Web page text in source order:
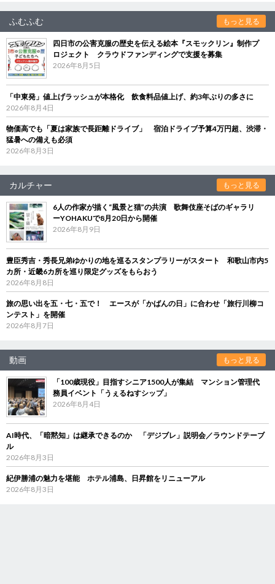
ふむふむ もっと見る
四日市の公害克服の歴史を伝える絵本『スモックリン』制作プ
ロジェクト クラウドファンディングで支援を募集
2026年8月5日
「中東発」値上げラッシュが本格化 飲食料品値上げ、約3年ぶりの多さに
2026年8月4日
物価高でも「夏は家族で長距離ドライブ」 宿泊ドライブ予算4万円超、渋滞・
猛暑への備えも必須
2026年8月3日
カルチャー もっと見る
6人の作家が描く“風景と猫”の共演 歌舞伎座そばのギャラリ
ーYOHAKUで8月20日から開催
2026年8月9日
豊臣秀吉・秀長兄弟ゆかりの地を巡るスタンプラリーがスタート 和歌山市内5
カ所・近畿6カ所を巡り限定グッズをもらおう
2026年8月8日
旅の思い出を五・七・五で！ エースが「かばんの日」に合わせ「旅行川柳コ
ンテスト」を開催
2026年8月7日
動画 もっと見る
「100歳現役」目指すシニア1500人が集結 マンション管理代
務員イベント「うぇるねすシップ」
2026年8月4日
AI時代、「暗黙知」は継承できるのか 「デジブレ」説明会／ラウンドテーブ
ル
2026年8月3日
紀伊勝浦の魅力を堪能 ホテル浦島、日昇館をリニューアル
2026年8月3日